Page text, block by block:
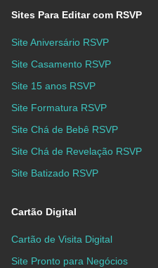
Sites Para Editar com RSVP
Site Aniversário RSVP
Site Casamento RSVP
Site 15 anos RSVP
Site Formatura RSVP
Site Chá de Bebê RSVP
Site Chá de Revelação RSVP
Site Batizado RSVP
Cartão Digital
Cartão de Visita Digital
Site Pronto para Negócios